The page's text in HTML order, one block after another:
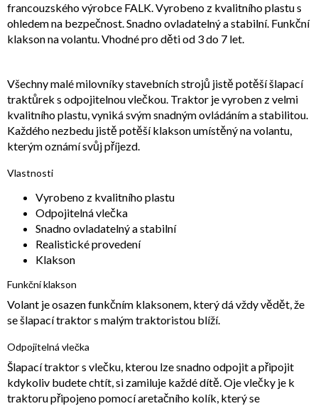
francouzského výrobce FALK. Vyrobeno z kvalitního plastu s
ohledem na bezpečnost. Snadno ovladatelný a stabilní. Funkční
klakson na volantu. Vhodné pro děti od 3 do 7 let.
Všechny malé milovníky stavebních strojů jistě potěší šlapací
traktůrek s odpojitelnou vlečkou. Traktor je vyroben z velmi
kvalitního plastu, vyniká svým snadným ovládáním a stabilitou.
Každého nezbedu jistě potěší klakson umístěný na volantu,
kterým oznámí svůj příjezd.
Vlastnosti
Vyrobeno z kvalitního plastu
Odpojitelná vlečka
Snadno ovladatelný a stabilní
Realistické provedení
Klakson
Funkční klakson
Volant je osazen funkčním klaksonem, který dá vždy vědět, že
se šlapací traktor s malým traktoristou blíží.
Odpojitelná vlečka
Šlapací traktor s vlečku, kterou lze snadno odpojit a připojit
kdykoliv budete chtít, si zamiluje každé dítě. Oje vlečky je k
traktoru připojeno pomocí aretačního kolík, který se